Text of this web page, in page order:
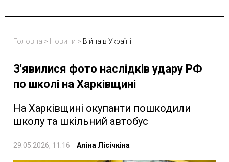
Головна > Новини > Війна в Україні
З'явилися фото наслідків удару РФ
по школі на Харківщині
На Харківщині окупанти пошкодили
школу та шкільний автобус
29.05.2026, 11:16 Аліна Лісічкіна